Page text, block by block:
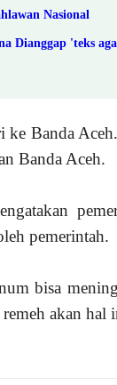
Nasional
Dianggap 'teks
Banda
Banda Aceh.
pemerintah.
bisa
akan